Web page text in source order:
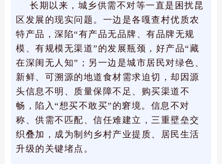
长期以来，城乡供需不对等一直是困扰昆
区发展的现实问题。一边是各嘎查村优质农
特产品，深陷“有产品无品牌、有品牌无规
模、有规模无渠道”的发展瓶颈，好产品“藏
在深闺无人知”；另一边是城市居民对绿色、
新鲜、可溯源的地道食材需求迫切，却因源
头信息不明、质量保障不足、购买渠道不
畅，陷入“想买不敢买”的窘境。信息不对
称、供需不匹配、信任难建立，三重壁垒交
织叠加，成为制约乡村产业提质、居民生活
升级的关键堵点。